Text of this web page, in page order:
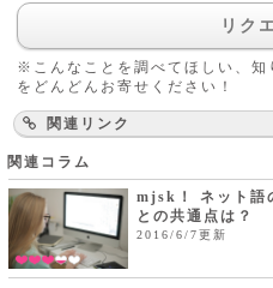
リク
※こんなことを調べてほしい、知
をどんどんお寄せください！
関連リンク
関連コラム
mjsk！ ネット語
との共通点は？
2016/6/7更新